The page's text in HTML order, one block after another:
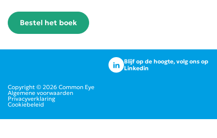
Bestel het boek
Copyright © 2026 Common Eye
Algemene voorwaarden
Privacyverklaring
Cookiebeleid
Blijf op de hoogte, volg ons op
Linkedin